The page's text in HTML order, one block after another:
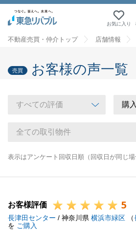
お気に入り
不動産売買・仲介トップ 店舗情報
売買 お客様の声一覧
表示はアンケート回収日順（回収日が同じ場
お客様評価 5
長津田センター / 神奈川県 横浜市緑区 （
を ご購入